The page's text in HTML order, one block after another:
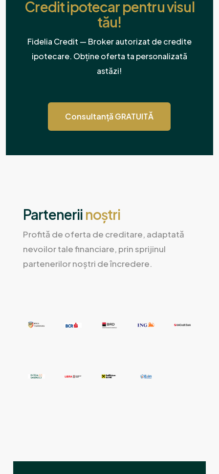
Credit ipotecar pentru visul
tău!
Fidelia Credit — Broker autorizat de credite
ipotecare. Obține oferta ta personalizată
astăzi!
Consultanță GRATUITĂ
Partenerii noștri
Profită de oferta de creditare, adaptată
nevoilor tale financiare, prin sprijinul
partenerilor noștri de încredere.